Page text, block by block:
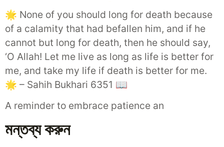
🌟 None of you should long for death because
of a calamity that had befallen him, and if he
cannot but long for death, then he should say,
‘O Allah! Let me live as long as life is better for
me, and take my life if death is better for me.
🌟 – Sahih Bukhari 6351 📖
A reminder to embrace patience an
মন্তব্য করুন